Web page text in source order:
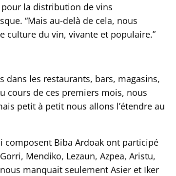
la distribution de vins
“Mais au-delà de cela, nous
culture du vin, vivante et populaire.”
les restaurants, bars, magasins,
cours de ces premiers mois, nous
petit à petit nous allons l’étendre au
composent Biba Ardoak ont participé
Mendiko, Lezaun, Azpea, Aristu,
manquait seulement Asier et Iker